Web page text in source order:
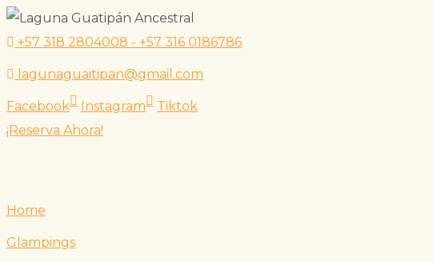
Skip
to
+57 318 2804008 - +57 316 0186786
lagunaguaitipan@gmail.com
Facebook Instagram
Tiktok
¡Reserva Ahora!
Home
Glampings